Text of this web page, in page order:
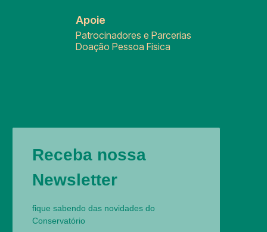
Apoie
Patrocinadores e Parcerias
Doação Pessoa Física